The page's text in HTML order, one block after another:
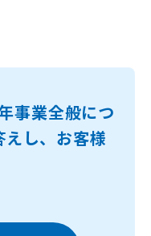
事業全般につ
し、お客様